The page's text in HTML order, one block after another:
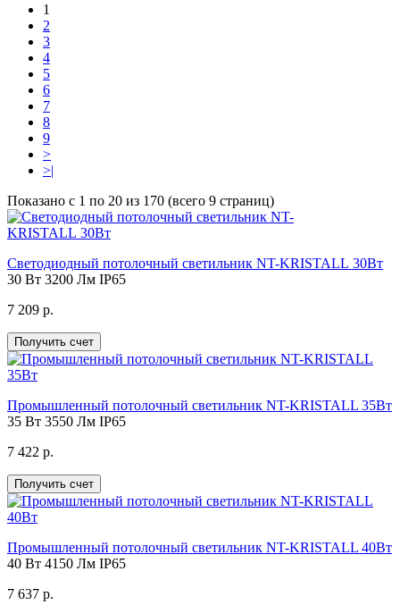
1
2
3
4
5
6
7
8
9
>
>|
Показано с 1 по 20 из 170 (всего 9 страниц)
Светодиодный потолочный светильник NT-KRISTALL 30Вт
30 Вт 3200 Лм IP65
7 209 р.
Получить счет
Промышленный потолочный светильник NT-KRISTALL 35Вт
35 Вт 3550 Лм IP65
7 422 р.
Получить счет
Промышленный потолочный светильник NT-KRISTALL 40Вт
40 Вт 4150 Лм IP65
7 637 р.